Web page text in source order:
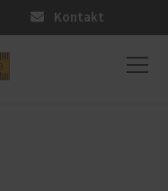
Kontakt